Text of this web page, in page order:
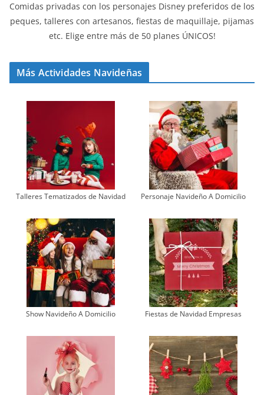
Comidas privadas con los personajes Disney preferidos de los
peques, talleres con artesanos, fiestas de maquillaje, pijamas
etc. Elige entre más de 50 planes ÚNICOS!
Más Actividades Navideñas
Talleres Tematizados de Navidad Personaje Navideño A Domicilio
Show Navideño A Domicilio Fiestas de Navidad Empresas